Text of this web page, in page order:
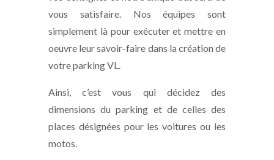
vous satisfaire. Nos équipes sont
simplement là pour exécuter et mettre en
oeuvre leur savoir-faire dans la création de
votre parking VL.
Ainsi, c’est vous qui décidez des
dimensions du parking et de celles des
places désignées pour les voitures ou les
motos.